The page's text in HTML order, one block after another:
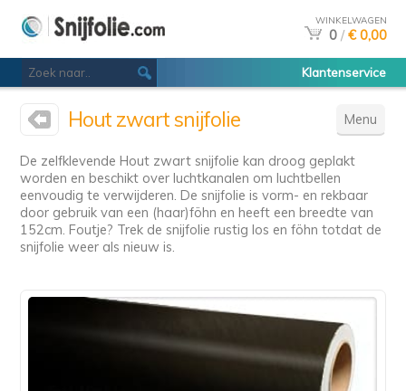
WINKELWAGEN
0 / € 0,00
Klantenservice
Menu
Hout zwart snijfolie
De zelfklevende Hout zwart snijfolie kan droog geplakt
worden en beschikt over luchtkanalen om luchtbellen
eenvoudig te verwijderen. De snijfolie is vorm- en rekbaar
door gebruik van een (haar)föhn en heeft een breedte van
152cm. Foutje? Trek de snijfolie rustig los en föhn totdat de
snijfolie weer als nieuw is.